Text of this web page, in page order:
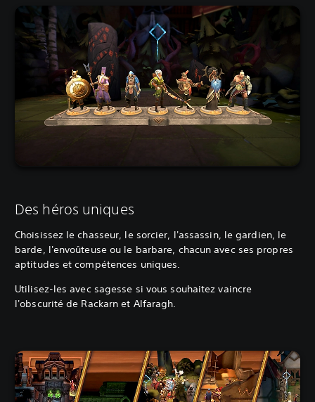
Des héros uniques
Choisissez le chasseur, le sorcier, l'assassin, le gardien, le
barde, l'envoûteuse ou le barbare, chacun avec ses propres
aptitudes et compétences uniques.
Utilisez-les avec sagesse si vous souhaitez vaincre
l'obscurité de Rackarn et Alfaragh.‎